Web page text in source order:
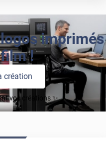
imprimés
!
création
vos créations ✨